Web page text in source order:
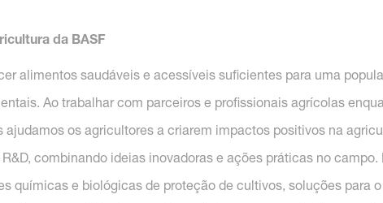
da BASF
alimentos saudáveis e acessíveis suficientes para uma
Ao trabalhar com parceiros e profissionais agrícolas
os agricultores a criarem impactos positivos na
combinando ideias inovadoras e ações práticas no
químicas e biológicas de proteção de cultivos, soluções para